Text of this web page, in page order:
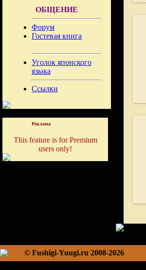
ОБЩЕНИЕ
Форум
Гостевая книга
Уголок японского
языка
Ссылки
Реклама
This feature is for Premium
users only!
© Fushigi-Yuugi.ru 2008-2026